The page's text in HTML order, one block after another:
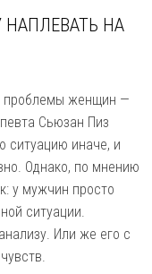
НА
проблемы женщин —
Сьюзан Пиз
ситуацию иначе, и
Однако, по мнению
у мужчин просто
ситуации.
Или же его с